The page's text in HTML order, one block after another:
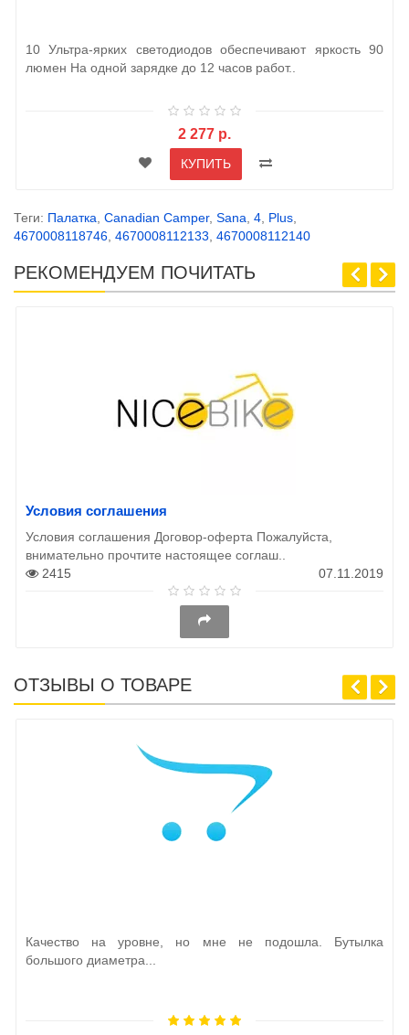
10 Ультра-ярких светодиодов обеспечивают яркость 90
люмен На одной зарядке до 12 часов работ..
2 277 р.
КУПИТЬ
Теги: Палатка Canadian Camper, Sana 4 Plus
4670008118746 4670008112133 4670008112140
РЕКОМЕНДУЕМ ПОЧИТАТЬ
Условия соглашения
Условия соглашения Договор-оферта Пожалуйста,
внимательно прочтите настоящее соглаш..
2415
07.11.2019
ОТЗЫВЫ О ТОВАРЕ
Качество на уровне, но мне не подошла. Бутылка
большого диаметра...